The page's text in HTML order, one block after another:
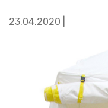
23.04.2020 |